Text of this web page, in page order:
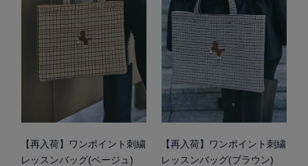
【再入荷】ワンポイント刺繍
レッスンバッグ(ベージュ)
【再入荷】ワンポイント刺繍
レッスンバッグ(ブラウン)